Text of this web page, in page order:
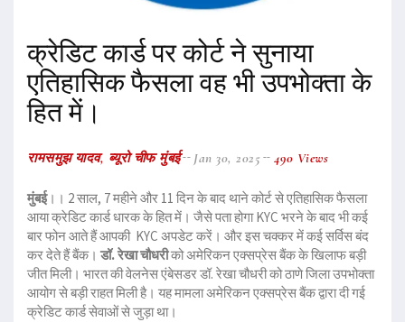
क्रेडिट कार्ड पर कोर्ट ने सुनाया
एतिहासिक फैसला वह भी उपभोक्ता के
हित में।
रामसमुझ यादव, ब्यूरो चीफ मुंबई Jan 30, 2025 490 Views
मुंबई।। 2 साल, 7 महीने और 11 दिन के बाद थाने कोर्ट से एतिहासिक फैसला
आया क्रेडिट कार्ड धारक के हित में। जैसे पता होगा KYC भरने के बाद भी कई
बार फोन आते हैं आपकी KYC अपडेट करें। और इस चक्कर में कई सर्विस बंद
कर देते हैं बैंक। डॉ. रेखा चौधरीको अमेरिकन एक्सप्रेस बैंक के खिलाफ बड़ी
जीत मिली। भारत की वेलनेस एंबेसडर डॉ. रेखा चौधरी को ठाणे जिला उपभोक्ता
आयोग से बड़ी राहत मिली है। यह मामला अमेरिकन एक्सप्रेस बैंक द्वारा दी गई
क्रेडिट कार्ड सेवाओं से जुड़ा था।